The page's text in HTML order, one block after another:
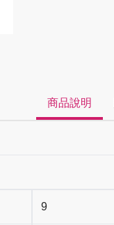
商品說明
9